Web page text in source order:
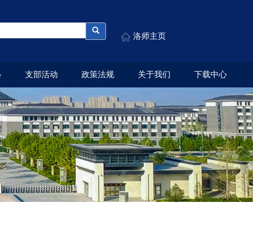
洛师主页
支部活动 政策法规 关于我们 下载中心